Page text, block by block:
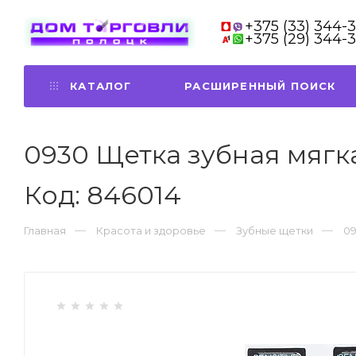
+375 (33) 344-
+375 (29) 344-
КАТАЛОГ РАСШИРЕННЫЙ ПОИСК
0930 Щетка зубная
Код: 846014
Главная Красота и здоровье Зубные щетки